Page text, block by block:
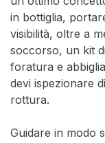
in bottiglia,
visibilità, oltre a
soccorso, un kit
foratura e
devi ispezionare
rottura.
Guidare in modo